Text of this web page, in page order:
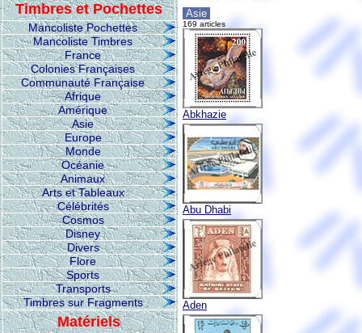
Timbres et Pochettes
Mancoliste Pochettes
Mancoliste Timbres
France
Colonies Françaises
Communauté Française
Afrique
Amérique
Asie
Europe
Monde
Océanie
Animaux
Arts et Tableaux
Célébrités
Cosmos
Disney
Divers
Flore
Sports
Transports
Timbres sur Fragments
Matériels
Asie
169 articles
Abkhazie
Abu Dhabi
Aden